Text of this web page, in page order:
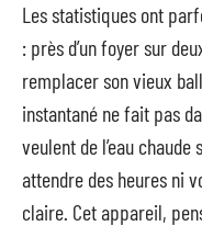
Les statistiques ont
: près d’un foyer sur
remplacer son vieux
instantané ne fait pas
veulent de l’eau
attendre des heures ni
claire. Cet appareil,